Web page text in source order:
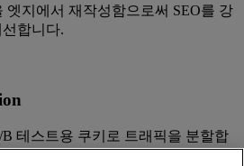
엣지에서 재작성함으로써 SEO를 강
합니다.
테스트용 쿠키로 트래픽을 분할합